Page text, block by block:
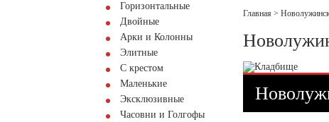
Горизонтальные
Двойные
Арки и Колонны
Элитные
С крестом
Маленькие
Эксклюзивные
Часовни и Голгофы
Главная >